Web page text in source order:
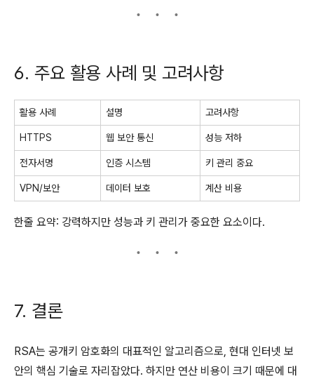
6. 주요 활용 사례 및 고려사항
활용 사례 설명 고려사항
HTTPS 웹 보안 통신 성능 저하
전자서명 인증 시스템 키 관리 중요
VPN/보안 데이터 보호 계산 비용
한줄 요약: 강력하지만 성능과 키 관리가 중요한 요소이다.
7. 결론
RSA는 공개키 암호화의 대표적인 알고리즘으로, 현대 인터넷 보
안의 핵심 기술로 자리잡았다. 하지만 연산 비용이 크기 때문에 대